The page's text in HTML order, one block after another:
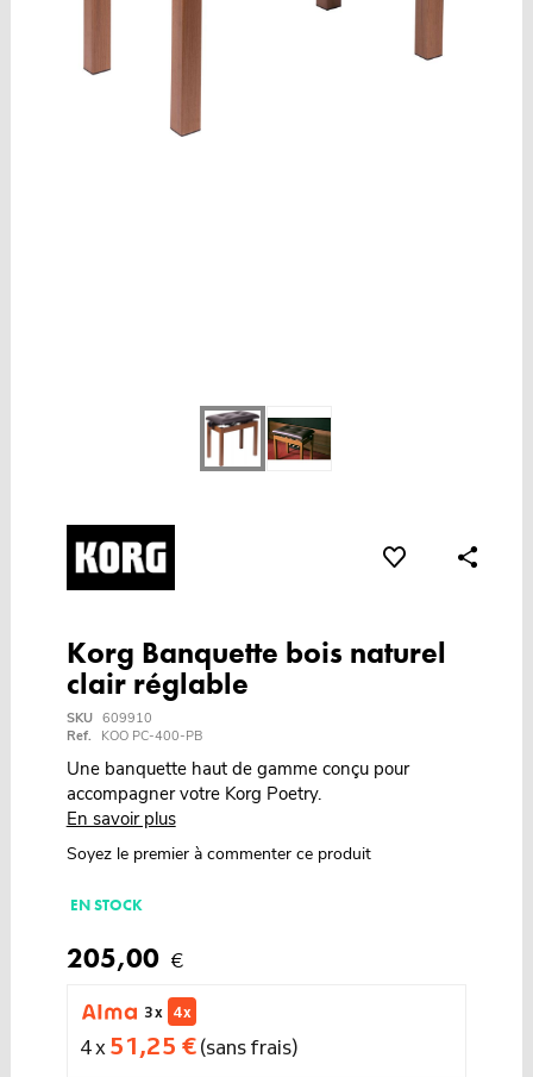
Korg Banquette bois naturel
clair réglable
SKU 609910
Ref.
KOO PC-400-PB
Une banquette haut de gamme conçu pour
accompagner votre Korg Poetry.
En savoir plus
Soyez le premier à commenter ce produit
EN STOCK
205,00 €
3 x 4 x
4 x 51,25 €(sans frais)